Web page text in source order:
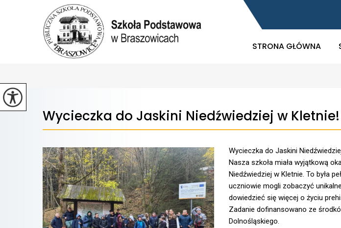
STRONA GŁÓWNA
Wycieczka do Jaskini Niedźwiedziej w Kletnie!
Wycieczka do Jaskini
Nasza szkoła miała wyjątkową
Niedźwiedziej w Kletnie. To była
uczniowie mogli zobaczyć
dowiedzieć się więcej o życiu
Zadanie dofinansowano ze
Dolnośląskiego.